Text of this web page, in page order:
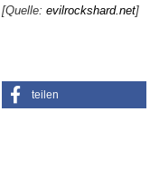
[Quelle: evilrockshard.net]
teilen